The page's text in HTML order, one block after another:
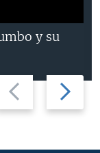
slide
Next
slide
y su